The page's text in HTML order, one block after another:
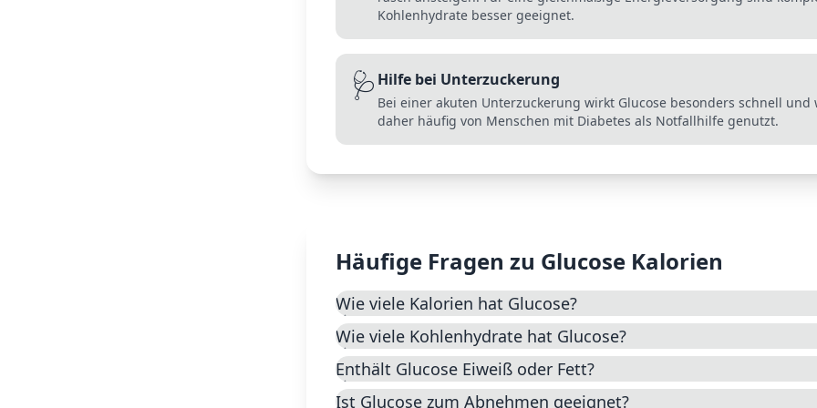
Kohlenhydrate besser geeignet.
🩺 Hilfe bei Unterzuckerung
Bei einer akuten Unterzuckerung wirkt Glucose besonders schnell und
daher häufig von Menschen mit Diabetes als Notfallhilfe genutzt.
Häufige Fragen zu Glucose Kalorien
Wie viele Kalorien hat Glucose?
Wie viele Kohlenhydrate hat Glucose?
Enthält Glucose Eiweiß oder Fett?
Ist Glucose zum Abnehmen geeignet?